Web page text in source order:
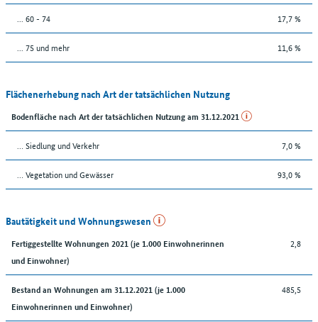
... 60 - 74 17,7 %
... 75 und mehr 11,6 %
Flächenerhebung nach Art der tatsächlichen Nutzung
Bodenfläche nach Art der tatsächlichen Nutzung am 31.12.2021
… Siedlung und Verkehr 7,0 %
… Vegetation und Gewässer 93,0 %
Bautätigkeit und Wohnungswesen
Fertiggestellte Wohnungen 2021 (je 1.000 Einwohnerinnen
und Einwohner)
2,8
Bestand an Wohnungen am 31.12.2021 (je 1.000
Einwohnerinnen und Einwohner)
485,5